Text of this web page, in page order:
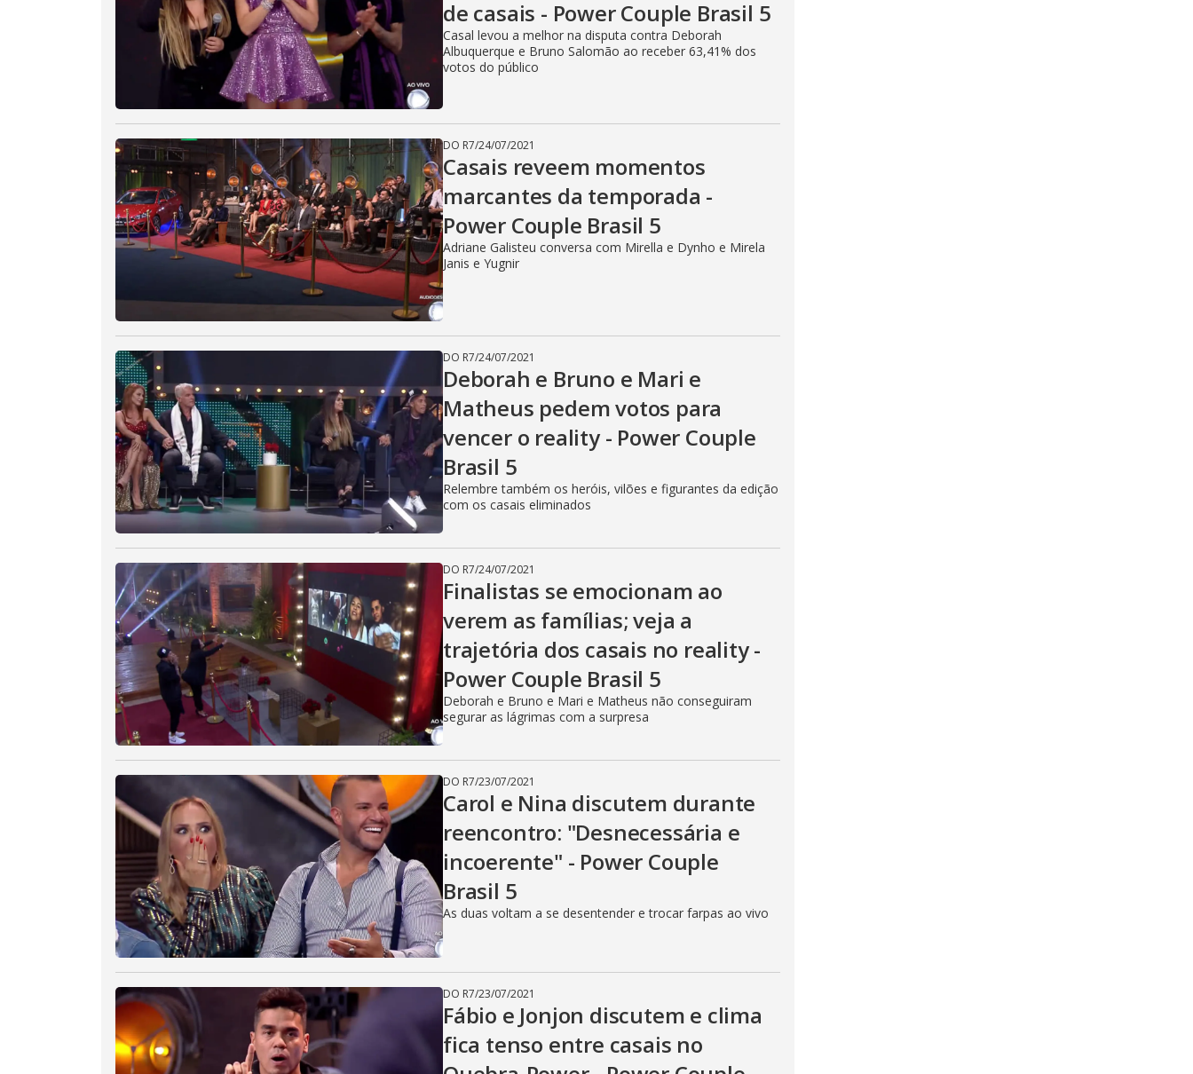
de casais - Power Couple Brasil 5
Casal levou a melhor na disputa contra Deborah
Albuquerque e Bruno Salomão ao receber 63,41% dos
votos do público
DO R7/24/07/2021
Casais reveem momentos
marcantes da temporada -
Power Couple Brasil 5
Adriane Galisteu conversa com Mirella e Dynho e Mirela
Janis e Yugnir
DO R7/24/07/2021
Deborah e Bruno e Mari e
Matheus pedem votos para
vencer o reality - Power Couple
Brasil 5
Relembre também os heróis, vilões e figurantes da edição
com os casais eliminados
DO R7/24/07/2021
Finalistas se emocionam ao
verem as famílias; veja a
trajetória dos casais no reality -
Power Couple Brasil 5
Deborah e Bruno e Mari e Matheus não conseguiram
segurar as lágrimas com a surpresa
DO R7/23/07/2021
Carol e Nina discutem durante
reencontro: "Desnecessária e
incoerente" - Power Couple
Brasil 5
As duas voltam a se desentender e trocar farpas ao vivo
DO R7/23/07/2021
Fábio e Jonjon discutem e clima
fica tenso entre casais no